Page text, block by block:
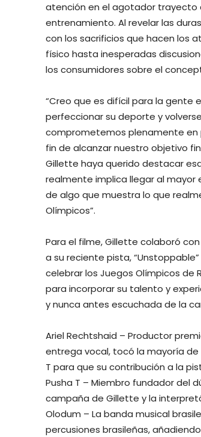
atención en el agotador trayecto
entrenamiento. Al revelar las
con los sacrificios que hacen los
físico hasta inesperadas
los consumidores sobre el
“Creo que es difícil para la
perfeccionar su deporte y
comprometemos plenamente en
fin de alcanzar nuestro objetivo
Gillette haya querido destacar
realmente implica llegar al mayor
de algo que muestra lo que
Olímpicos”.
Para el filme, Gillette colaboró
a su reciente pista,
celebrar los Juegos Olímpicos de
para incorporar su talento y
y nunca antes escuchada de la
Ariel Rechtshaid – Productor
entrega vocal, tocó la mayoría
T para que su contribución a la
Pusha T – Miembro fundador del
campaña de Gillette y la
Olodum – La banda musical
percusiones brasileñas,